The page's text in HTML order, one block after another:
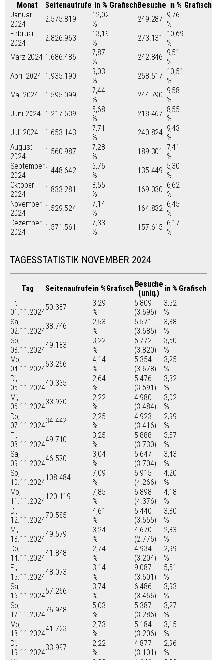
Monat Seitenaufrufe in % GrafischBesuche in % Grafisch
Januar
2024
2.575.819
12,02
%
249.287 9,76
%
Februar
2024
2.826.963
13,19
%
273.131
10,69
%
März 2024 1.686.486
7,87
%
242.846 9,51
%
April 2024 1.935.190
9,03
%
268.517 10,51
%
Mai 2024
1.595.099
7,44
%
244.790 9,58
%
Juni 2024 1.217.639
5,68
%
218.467 8,55
%
Juli 2024
1.653.143
7,71
%
240.824 9,43
%
August
2024
1.560.987
7,28
%
189.301 7,41
%
September
2024
1.448.642
6,76
%
135.449 5,30
%
Oktober
2024
1.833.281
8,55
%
169.030 6,62
%
November
2024
1.529.524
7,14
%
164.832 6,45
%
Dezember
2024
1.571.561
7,33
%
157.615 6,17
%
TAGESSTATISTIK NOVEMBER 2024
Tag Seitenaufrufe in %GrafischBesuche
(uniq.)
in % Grafisch
Fr,
01.11.2024
50.387
3,29
%
5.809
(3.696)
3,52
%
Sa,
02.11.2024
38.746
2,53
%
5.571
(3.685)
3,38
%
So,
03.11.2024
49.183
3,22
%
5.772
(3.820)
3,50
%
Mo,
04.11.2024
63.266
4,14
%
5.354
(3.678)
3,25
%
Di,
05.11.2024
40.335
2,64
%
5.476
(3.591)
3,32
%
Mi,
06.11.2024
33.930
2,22
%
4.980
(3.484)
3,02
%
Do,
07.11.2024
34.442
2,25
%
4.923
(3.416)
2,99
%
Fr,
08.11.2024
49.710
3,25
%
5.888
(3.730)
3,57
%
Sa,
09.11.2024
46.570
3,04
%
5.647
(3.704)
3,43
%
So,
10.11.2024
108.484
7,09
%
6.915
(4.266)
4,20
%
Mo,
11.11.2024
120.119
7,85
%
6.898
(4.376)
4,18
%
Di,
12.11.2024
70.585
4,61
%
5.440
(3.655)
3,30
%
Mi,
13.11.2024
49.579
3,24
%
4.670
(2.776)
2,83
%
Do,
14.11.2024
41.848
2,74
%
4.934
(3.204)
2,99
%
Fr,
15.11.2024
48.073
3,14
%
9.087
(3.601)
5,51
%
Sa,
16.11.2024
57.266
3,74
%
6.486
(3.456)
3,93
%
So,
17.11.2024
76.948
5,03
%
5.387
(3.286)
3,27
%
Mo,
18.11.2024
41.723
2,73
%
5.184
(3.206)
3,15
%
Di,
19.11.2024
33.997
2,22
%
4.877
(3.101)
2,96
%